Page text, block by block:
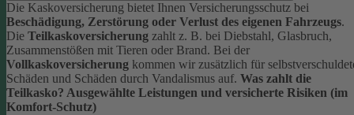
Die Kaskoversicherung bietet Ihnen Versicherungsschutz bei
Beschädigung, Zerstörung oder Verlust des eigenen Fahrzeugs.
Die Teilkaskoversicherung zahlt z. B. bei Diebstahl, Glasbruch,
Zusammenstößen mit Tieren oder Brand. Bei der
Vollkaskoversicherung kommen wir zusätzlich für
Schäden und Schäden durch Vandalismus auf. Was zahlt die
Teilkasko? Ausgewählte Leistungen und versicherte Risiken (im
Komfort-Schutz)